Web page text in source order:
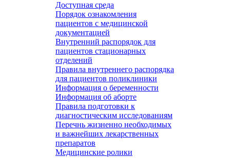
Доступная среда
Порядок ознакомления
пациентов с медицинской
документацией
Внутренний распорядок для
пациентов стационарных
отделений
Правила внутреннего распорядка
для пациентов поликлиники
Информация о беременности
Информация об аборте
Правила подготовки к
диагностическим исследованиям
Перечнь жизненно необходимых
и важнейших лекарственных
препаратов
Медицинские ролики